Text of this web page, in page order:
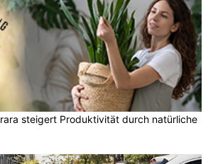
steigert Produktivität durch natürliche